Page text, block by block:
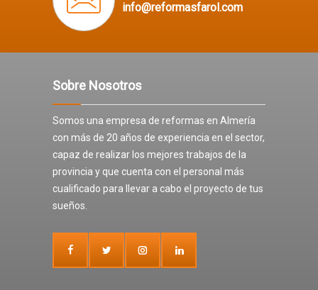
info@reformasfarol.com
Sobre Nosotros
Somos una empresa de reformas en Almería
con más de 20 años de experiencia en el sector,
capaz de realizar los mejores trabajos de la
provincia y que cuenta con el personal más
cualificado para llevar a cabo el proyecto de tus
sueños.